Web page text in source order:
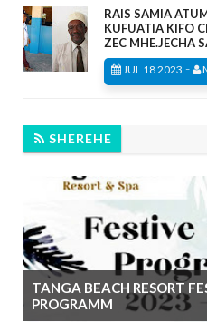
RAIS SAMIA
KUFUATIA KIFO
ZEC MHE.JECHA
JUL 18 2023 -
SHEREHE
TANGA BEACH RESORT
PROGRAMM